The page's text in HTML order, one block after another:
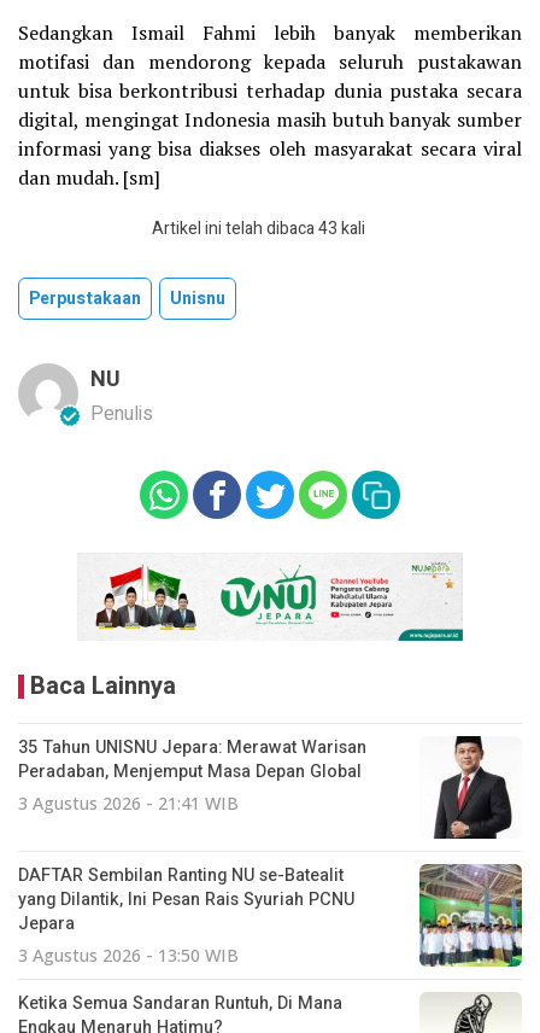
Sedangkan Ismail Fahmi lebih banyak memberikan
motifasi dan mendorong kepada seluruh pustakawan
untuk bisa berkontribusi terhadap dunia pustaka secara
digital, mengingat Indonesia masih butuh banyak sumber
informasi yang bisa diakses oleh masyarakat secara viral
dan mudah. [sm]
Artikel ini telah dibaca 43 kali
Perpustakaan Unisnu
NU
Penulis
Baca Lainnya
35 Tahun UNISNU Jepara: Merawat Warisan
Peradaban, Menjemput Masa Depan Global
3 Agustus 2026 - 21:41 WIB
DAFTAR Sembilan Ranting NU se-Batealit
yang Dilantik, Ini Pesan Rais Syuriah PCNU
Jepara
3 Agustus 2026 - 13:50 WIB
Ketika Semua Sandaran Runtuh, Di Mana
Engkau Menaruh Hatimu?